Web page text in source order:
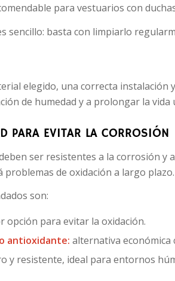
para vestuarios con
sencillo: basta con limpiarlo
elegido, una correcta instalación
de humedad y a prolongar la vida
PARA EVITAR LA CORROSIÓN
ser resistentes a la corrosión y
problemas de oxidación a largo plazo.
son:
opción para evitar la oxidación.
antioxidante: alternativa económica
y resistente, ideal para entornos